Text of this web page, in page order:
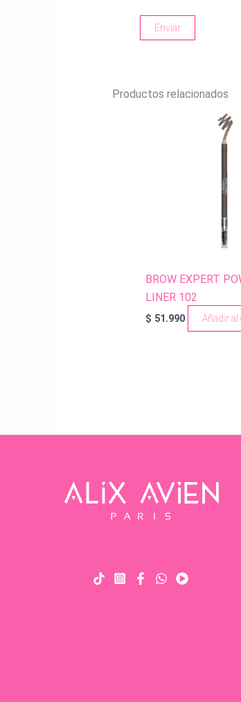
Productos relacionados
BROW EXPERT
LINER 102
$ 51.990 Añadir al